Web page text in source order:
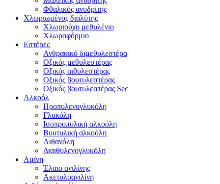
Φθαλικός ανυδρίτης
Χλωριωμένος διαλύτης
Χλωριούχο μεθυλένιο
Χλωροφόρμιο
Εστέρες
Ανθρακικό διμεθυλεστέρα
Οξικός μεθυλεστέρας
Οξικός αιθυλεστέρας
Οξικός βουτυλεστέρας
Οξικός βουτυλεστέρας Sec
Αλκοόλ
Προπυλενογλυκόλη
Γλυκόλη
Ισοπροπυλική αλκοόλη
Βουτυλική αλκοόλη
Αιθανόλη
Διαιθυλενογλυκόλη
Αμίνη
Έλαιο ανιλίνης
Ακετυλοανιλίνη